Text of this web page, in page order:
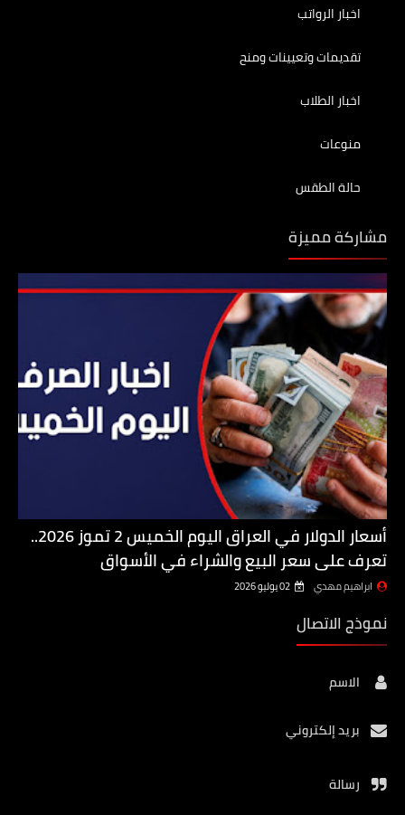
اخبار الرواتب
تقديمات وتعيينات ومنح
اخبار الطلاب
منوعات
حالة الطقس
مشاركة مميزة
أسعار الدولار في العراق اليوم الخميس 2 تموز 2026..
تعرف على سعر البيع والشراء في الأسواق
ابراهيم مهدي 02 يوليو 2026
نموذج الاتصال
الاسم
بريد إلكتروني
رسالة